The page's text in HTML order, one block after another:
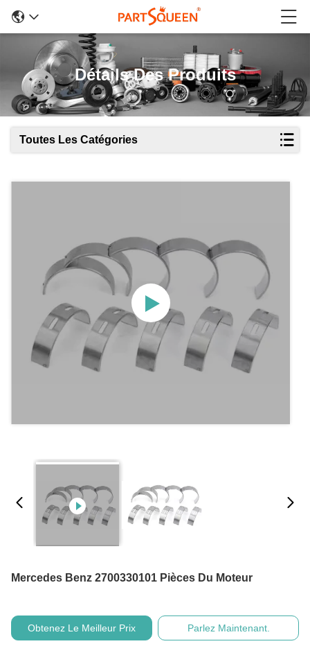
Détails Des Produits
Toutes Les Catégories
Mercedes Benz 2700330101 Pièces Du Moteur
Obtenez Le Meilleur Prix Parlez Maintenant.